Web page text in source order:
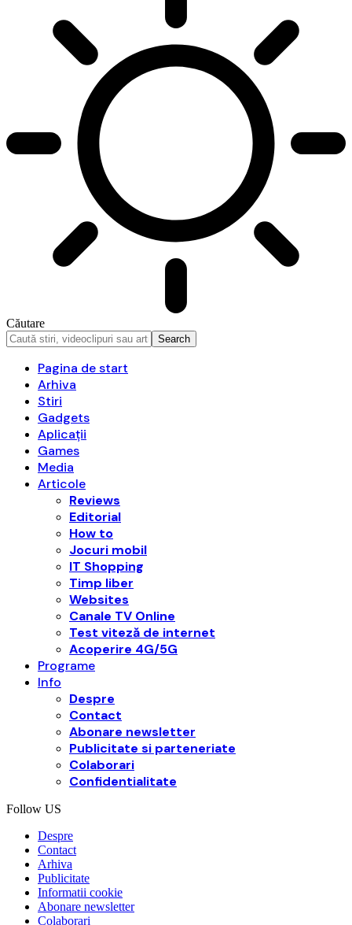
Căutare
Pagina de start
Arhiva
Stiri
Gadgets
Aplicații
Games
Media
Articole
Reviews
Editorial
How to
Jocuri mobil
IT Shopping
Timp liber
Websites
Canale TV Online
Test viteză de internet
Acoperire 4G/5G
Programe
Info
Despre
Contact
Abonare newsletter
Publicitate si parteneriate
Colaborari
Confidentialitate
Follow US
Despre
Contact
Arhiva
Publicitate
Informatii cookie
Abonare newsletter
Colaborari